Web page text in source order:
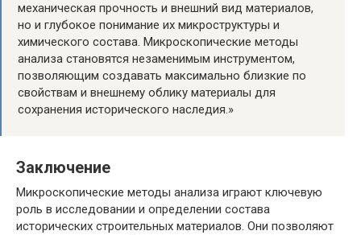
механическая прочность и внешний вид материалов,
но и глубокое понимание их микроструктуры и
химического состава. Микроскопические методы
анализа становятся незаменимым инструментом,
позволяющим создавать максимально близкие по
свойствам и внешнему облику материалы для
сохранения исторического наследия.»
Заключение
Микроскопические методы анализа играют ключевую
роль в исследовании и определении состава
исторических строительных материалов. Они позволяют